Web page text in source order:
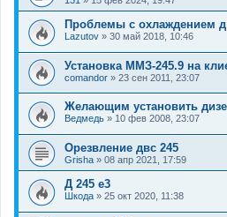
Проблемы с охлаждением д
Lazutov » 30 май 2018, 10:46
Установка ММЗ-245.9 на
comandor » 23 сен 2011, 23:07
Желающим установить
Ведмедь » 10 фев 2008, 23:07
Орезвление двс 245
Grisha » 08 апр 2021, 17:59
Д 245 е3
Шкода » 25 окт 2020, 11:38